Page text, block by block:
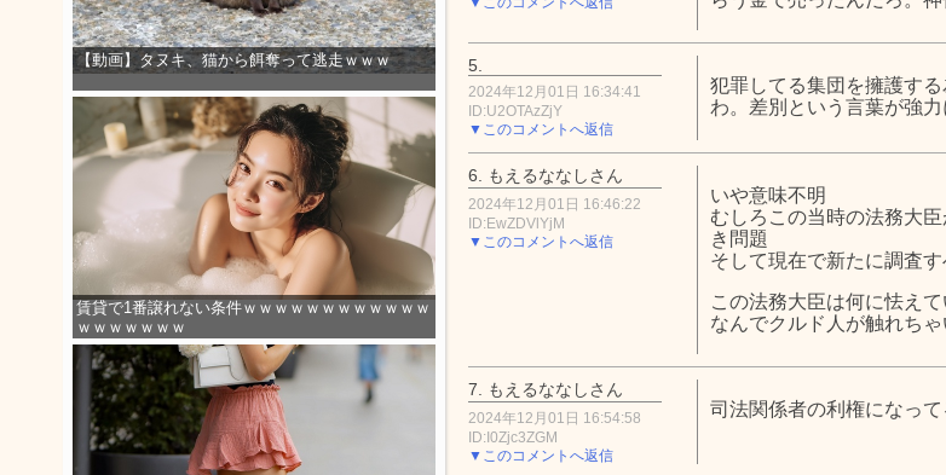
【動画】タヌキ、猫から餌奪って逃走ｗｗｗ
賃貸で1番譲れない条件ｗｗｗｗｗｗｗｗｗｗｗｗ
ｗｗｗｗｗｗｗ
5.
2024年12月01日 16:34:41
ID:U2OTAzZjY
▼このコメントへ返信
犯罪してる集団を擁護す
わ。差別という言葉が強
6. もえるななしさん
2024年12月01日 16:46:22
ID:EwZDVlYjM
▼このコメントへ返信
いや意味不明
むしろこの当時の法務大
き問題
そして現在で新たに調査
この法務大臣は何に怯えて
なんでクルド人が触れち
7. もえるななしさん
2024年12月01日 16:54:58
ID:I0Zjc3ZGM
▼このコメントへ返信
司法関係者の利権になって